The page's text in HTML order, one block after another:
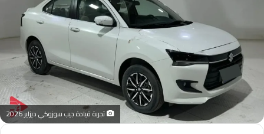
تجربة قيادة جيب سوزوكي ديزاير 2026